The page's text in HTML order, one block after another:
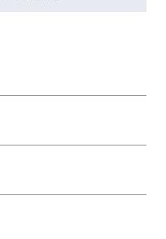
コース